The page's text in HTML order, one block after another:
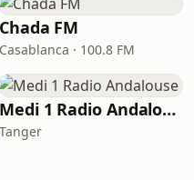
Chada FM
Casablanca · 100.8 FM
Medi 1 Radio Andalouse
Tanger